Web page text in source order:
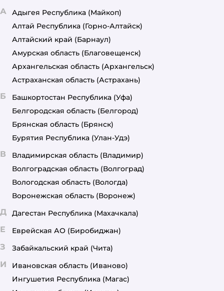
А Адыгея Республика (Майкоп)
Алтай Республика (Горно-Алтайск)
Алтайский край (Барнаул)
Амурская область (Благовещенск)
Архангельская область (Архангельск)
Астраханская область (Астрахань)
Б Башкортостан Республика (Уфа)
Белгородская область (Белгород)
Брянская область (Брянск)
Бурятия Республика (Улан-Удэ)
В Владимирская область (Владимир)
Волгоградская область (Волгоград)
Вологодская область (Вологда)
Воронежская область (Воронеж)
Д Дагестан Республика (Махачкала)
Е Еврейская АО (Биробиджан)
З Забайкальский край (Чита)
И Ивановская область (Иваново)
Ингушетия Республика (Магас)